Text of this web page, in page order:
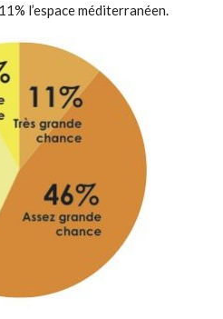
l’espace méditerranéen.